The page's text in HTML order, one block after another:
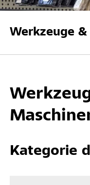
Werkzeuge
Kategorie